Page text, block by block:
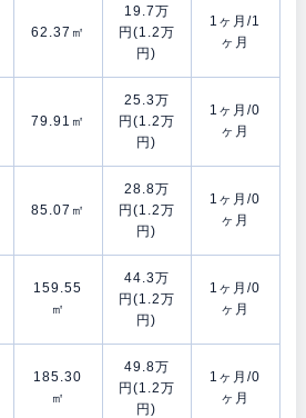
62.37㎡
19.7万
円(1.2万
円)
1ヶ月/1
ヶ月
79.91㎡
25.3万
円(1.2万
円)
1ヶ月/0
ヶ月
85.07㎡
28.8万
円(1.2万
円)
1ヶ月/0
ヶ月
159.55
㎡
44.3万
円(1.2万
円)
1ヶ月/0
ヶ月
185.30
㎡
49.8万
円(1.2万
円)
1ヶ月/0
ヶ月